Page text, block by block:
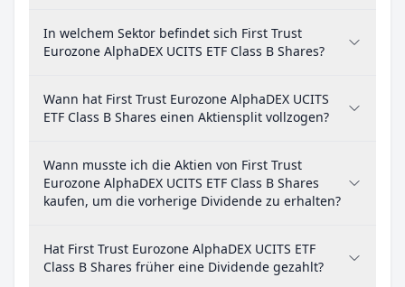
In welchem Sektor befindet sich First Trust
Eurozone AlphaDEX UCITS ETF Class B Shares?
Wann hat First Trust Eurozone AlphaDEX UCITS
ETF Class B Shares einen Aktiensplit vollzogen?
Wann musste ich die Aktien von First Trust
Eurozone AlphaDEX UCITS ETF Class B Shares
kaufen, um die vorherige Dividende zu erhalten?
Hat First Trust Eurozone AlphaDEX UCITS ETF
Class B Shares früher eine Dividende gezahlt?